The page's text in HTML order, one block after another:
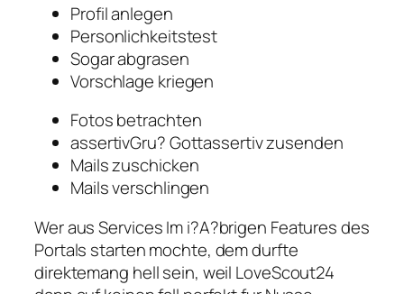
Profil anlegen
Personlichkeitstest
Sogar abgrasen
Vorschlage kriegen
Fotos betrachten
assertivGru? Gottassertiv zusenden
Mails zuschicken
Mails verschlingen
Wer aus Services Im i?A?brigen Features des
Portals starten mochte, dem durfte
direktemang hell sein, weil LoveScout24